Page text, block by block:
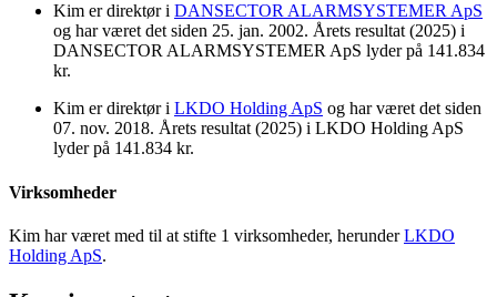
Kim er direktør i DANSECTOR ALARMSYSTEMER ApS
og har været det siden 25. jan. 2002. Årets resultat (2025) i
DANSECTOR ALARMSYSTEMER ApS lyder på 141.834
kr.
Kim er direktør i LKDO Holding ApS og har været det siden
07. nov. 2018. Årets resultat (2025) i LKDO Holding ApS
lyder på 141.834 kr.
Virksomheder
Kim har været med til at stifte 1 virksomheder, herunderLKDO
Holding ApS.